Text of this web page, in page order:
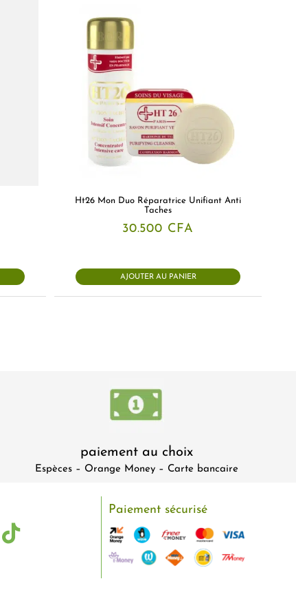
Ht26 Mon Duo Réparatrice Unifiant Anti
Taches
30.500 CFA
AJOUTER AU PANIER
paiement au choix
Espèces – Orange Money – Carte bancaire
Paiement sécurisé